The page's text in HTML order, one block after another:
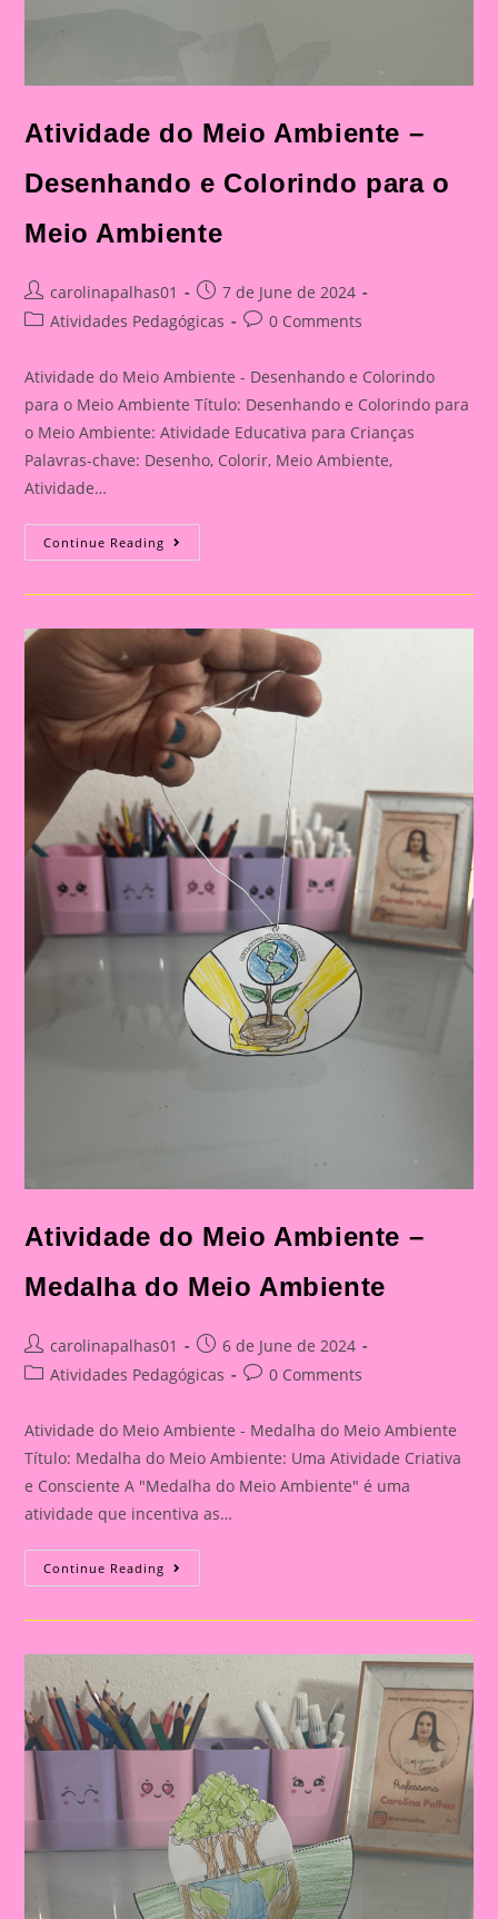
Atividade do Meio Ambiente –
Desenhando e Colorindo para o
Meio Ambiente
Post
author:
carolinapalhas01
Post
published:
7 de June de 2024
PostAtividades Pedagógicas
Post0 Comments
Atividade do Meio Ambiente - Desenhando e Colorindo
para o Meio Ambiente Título: Desenhando e Colorindo para
o Meio Ambiente: Atividade Educativa para Crianças
Palavras-chave: Desenho, Colorir, Meio Ambiente,
Atividade…
Continue Reading Atividade
Do
Ambiente
E
Colorindo
Para
O
Meio
Ambiente
Atividade do Meio Ambiente –
Medalha do Meio Ambiente
Post
author:
carolinapalhas01
Post
published:
6 de June de 2024
PostAtividades Pedagógicas
Post0 Comments
Atividade do Meio Ambiente - Medalha do Meio Ambiente
Título: Medalha do Meio Ambiente: Uma Atividade Criativa
e Consciente A "Medalha do Meio Ambiente" é uma
atividade que incentiva as…
Continue Reading Atividade
Do
Ambiente
Do
Meio
Ambiente